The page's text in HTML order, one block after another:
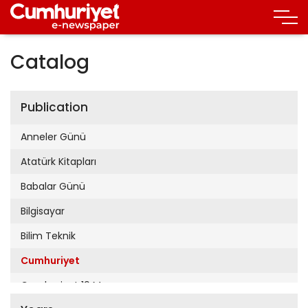
Catalog
Publication
Anneler Günü
Atatürk Kitapları
Babalar Günü
Bilgisayar
Bilim Teknik
Cumhuriyet
Cumhuriyet 19 Mayıs